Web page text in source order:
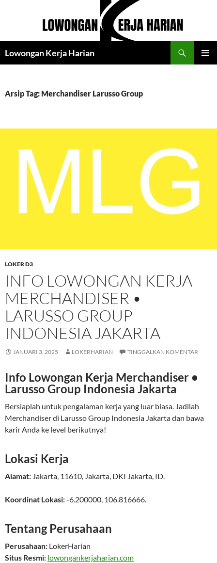
Lowongan Kerja Harian
Arsip Tag: Merchandiser Larusso Group
LOKER D3
INFO LOWONGAN KERJA
MERCHANDISER •
LARUSSO GROUP
INDONESIA JAKARTA
JANUARI 3, 2025 LOKERHARIAN TINGGALKAN KOMENTAR
Info Lowongan Kerja Merchandiser •
Larusso Group Indonesia Jakarta
Bersiaplah untuk pengalaman kerja yang luar biasa. Jadilah
Merchandiser di Larusso Group Indonesia Jakarta dan bawa
karir Anda ke level berikutnya!
Lokasi Kerja
Alamat: Jakarta, 11610, Jakarta, DKI Jakarta, ID.
Koordinat Lokasi:-6.200000, 106.816666.
Tentang Perusahaan
Perusahaan: LokerHarian
Situs Resmi: lowongankerjaharian.com